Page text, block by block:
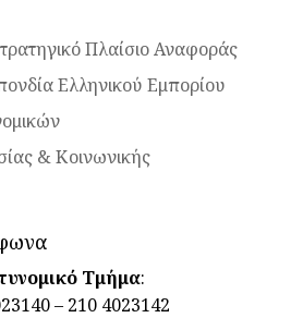
Πλαίσιο Αναφοράς
Ελληνικού Εμπορίου
& Κοινωνικής
Τμήμα:
– 210 4023142